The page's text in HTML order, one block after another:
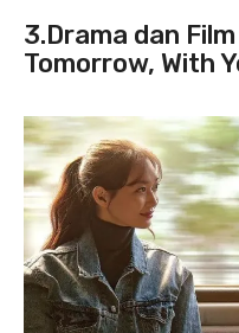
3.Drama dan
Tomorrow, With